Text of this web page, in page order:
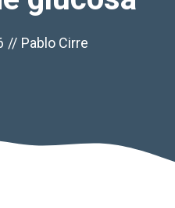
// Pablo Cirre